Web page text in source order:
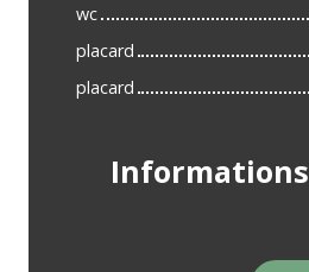
wc
placard
placard
Informations